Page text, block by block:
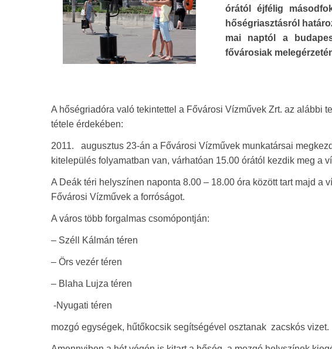
órától éjfélig
hőségriasztásról
mai naptól a
fővárosiak
A hőségriadóra való tekintettel a Fővárosi Vízművek Zrt. az alábbi
tétele érdekében:
2011. augusztus 23-án a Fővárosi Vízművek munkatársai
kitelepülés folyamatban van, várhatóan 15.00 órától kezdik meg a
A Deák téri helyszínen naponta 8.00 – 18.00 óra között tart majd a
Fővárosi Vízművek a forróságot.
A város több forgalmas csomópontján:
– Széll Kálmán téren
– Örs vezér téren
– Blaha Lujza téren
-Nyugati téren
mozgó egységek, hűtőkocsik segítségével osztanak zacskós vizet.